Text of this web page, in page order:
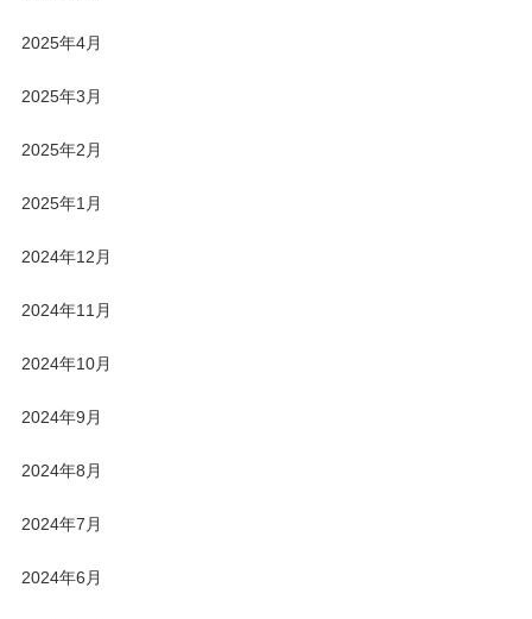
2025年4月
2025年3月
2025年2月
2025年1月
2024年12月
2024年11月
2024年10月
2024年9月
2024年8月
2024年7月
2024年6月